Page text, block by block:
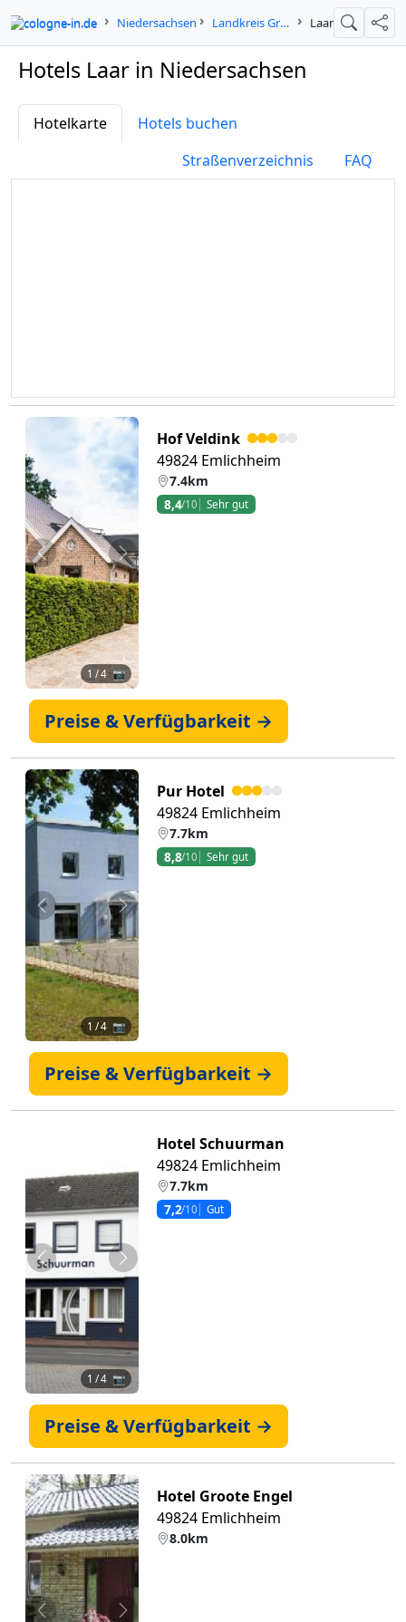
cologne-in.de Niedersachsen Landkreis Grafschaft Bentheim Laar Suche
Hotels Laar in Niedersachsen
Hotelkarte
Hotels buchen
Straßenverzeichnis
FAQ
Zurück Weiter
1 / 4 📷
Hof Veldink
49824 Emlichheim
7.4km
8,4/10 Sehr gut
Preise & Verfügbarkeit →
Zurück Weiter
1 / 4 📷
Pur Hotel
49824 Emlichheim
7.7km
8,8/10 Sehr gut
Preise & Verfügbarkeit →
Zurück Weiter
1 / 4 📷
Hotel Schuurman
49824 Emlichheim
7.7km
7,2/10 Gut
Preise & Verfügbarkeit →
Hotel Groote Engel
49824 Emlichheim
8.0km